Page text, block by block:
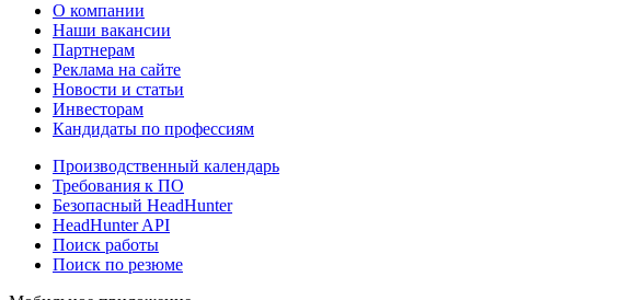
О компании
Наши вакансии
Партнерам
Реклама на сайте
Новости и статьи
Инвесторам
Кандидаты по профессиям
Производственный календарь
Требования к ПО
Безопасный HeadHunter
HeadHunter API
Поиск работы
Поиск по резюме